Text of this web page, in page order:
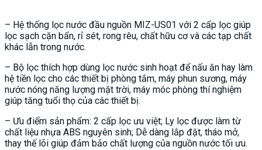
– Hệ thống lọc nước đầu nguồn MIZ-US01 với 2 cấp lọc giúp
lọc sạch cặn bẩn, rỉ sét, rong rêu, chất hữu cơ và các tạp chất
khác lẫn trong nước.
– Bộ lọc thích hợp dùng lọc nước sinh hoạt để nấu ăn hay làm
hệ tiền lọc cho các thiết bị phòng tắm, máy phun sương, máy
nước nóng năng lượng mặt trời, máy móc phòng thí nghiệm
giúp tăng tuổi thọ của các thiết bị.
– Ưu điểm sản phẩm: 2 cấp lọc ưu việt; Ly lọc được làm từ
chất liệu nhựa ABS nguyên sinh; Dễ dàng lắp đặt, tháo mở,
thay thế lõi giúp đảm bảo chất lượng của nguồn nước tối ưu.